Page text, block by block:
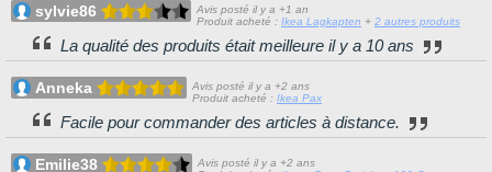
sylvie86
Avis posté il y a +1 an
Produit acheté : Ikea Lagkapten + 2 autres produits
La qualité des produits était meilleure il y a 10 ans
Anneka
Avis posté il y a +2 ans
Produit acheté : Ikea Pax
Facile pour commander des articles à distance.
Emilie38
Avis posté il y a +2 ans